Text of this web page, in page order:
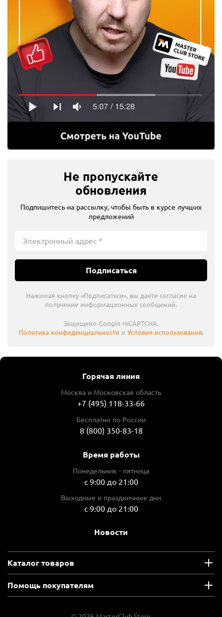
Не пропускайте
обновления
Подпишитесь на рассылку, чтобы быть в курсе лучших
предложений
Подписаться
Нажимая кнопку «Подписаться», вы даете согласие на
получение информационных сообщений.
Защищено Google reCAPTCHA.
Политика конфиденциальности и Условия использования.
Горячая линия
Москва и Московская область
+7 (495) 118-33-66
Бесплатно по России
8 (800) 350-83-18
Время работы
Понедельник - пятница
с 9:00 до 21:00
Выходные и праздничные дни
с 9:00 до 21:00
Новости
Каталог товаров
Помощь покупателям